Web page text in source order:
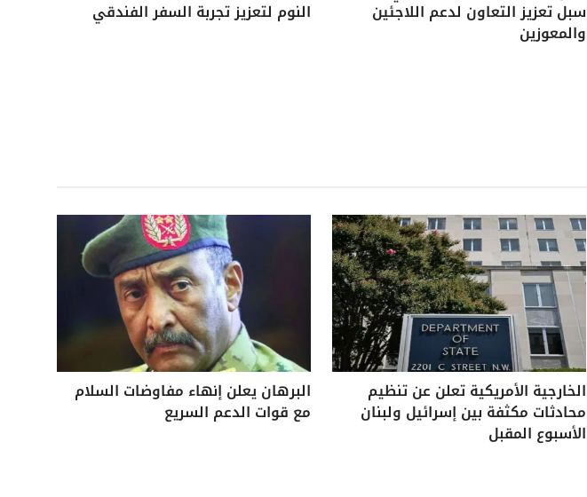
سبل تعزيز التعاون لدعم اللاجئين
والمعوزين
النوم لتعزيز تجربة السفر الفندقي
الخارجية الأمريكية تعلن عن تنظيم
محادثات مكثفة بين إسرائيل ولبنان
الأسبوع المقبل
البرهان يعلن إنهاء مفاوضات السلام
مع قوات الدعم السريع